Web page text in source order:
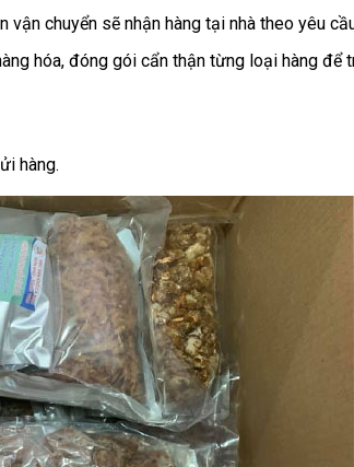
vận chuyển sẽ nhận hàng tại nhà theo yêu
hóa, đóng gói cẩn thận từng loại hàng để
hàng.